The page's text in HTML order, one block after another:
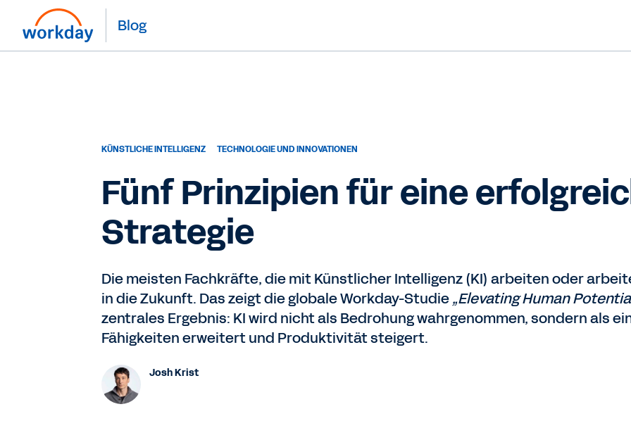
Blog
KÜNSTLICHE INTELLIGENZ TECHNOLOGIE UND INNOVATIONEN
Fünf Prinzipien für eine
Strategie
Die meisten Fachkräfte, die mit Künstlicher Intelligenz (KI) arbeiten oder
in die Zukunft. Das zeigt die globale Workday-Studie„Elevating Human
zentrales Ergebnis: KI wird nicht als Bedrohung wahrgenommen, sondern als
Fähigkeiten erweitert und Produktivität steigert.
Josh Krist